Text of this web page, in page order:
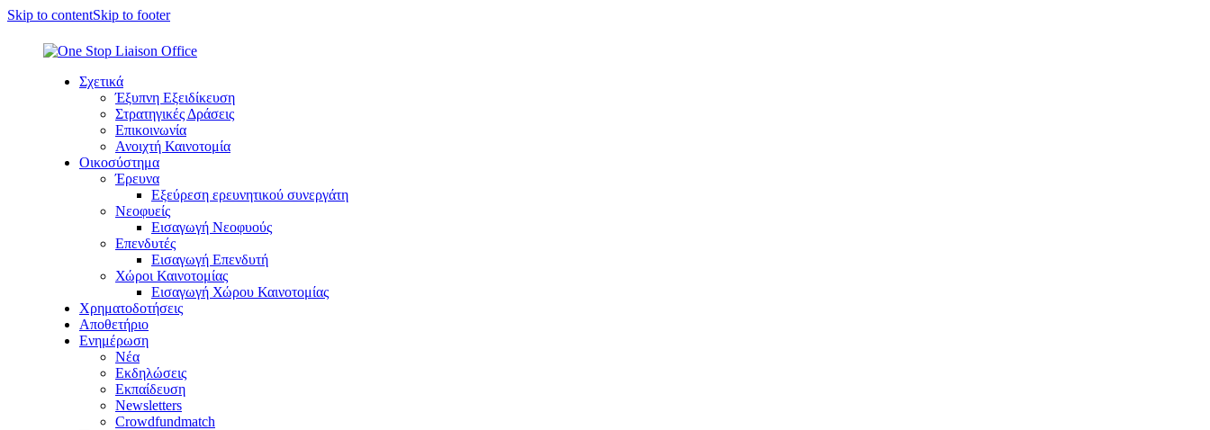
Skip to contentSkip to footer
Σχετικά
Έξυπνη Εξειδίκευση
Στρατηγικές Δράσεις
Επικοινωνία
Ανοιχτή Καινοτομία
Οικοσύστημα
Έρευνα
Εξεύρεση ερευνητικού συνεργάτη
Νεοφυείς
Εισαγωγή Νεοφυούς
Επενδυτές
Εισαγωγή Επενδυτή
Χώροι Καινοτομίας
Εισαγωγή Χώρου Καινοτομίας
Χρηματοδοτήσεις
Αποθετήριο
Ενημέρωση
Νέα
Εκδηλώσεις
Εκπαίδευση
Newsletters
Crowdfundmatch